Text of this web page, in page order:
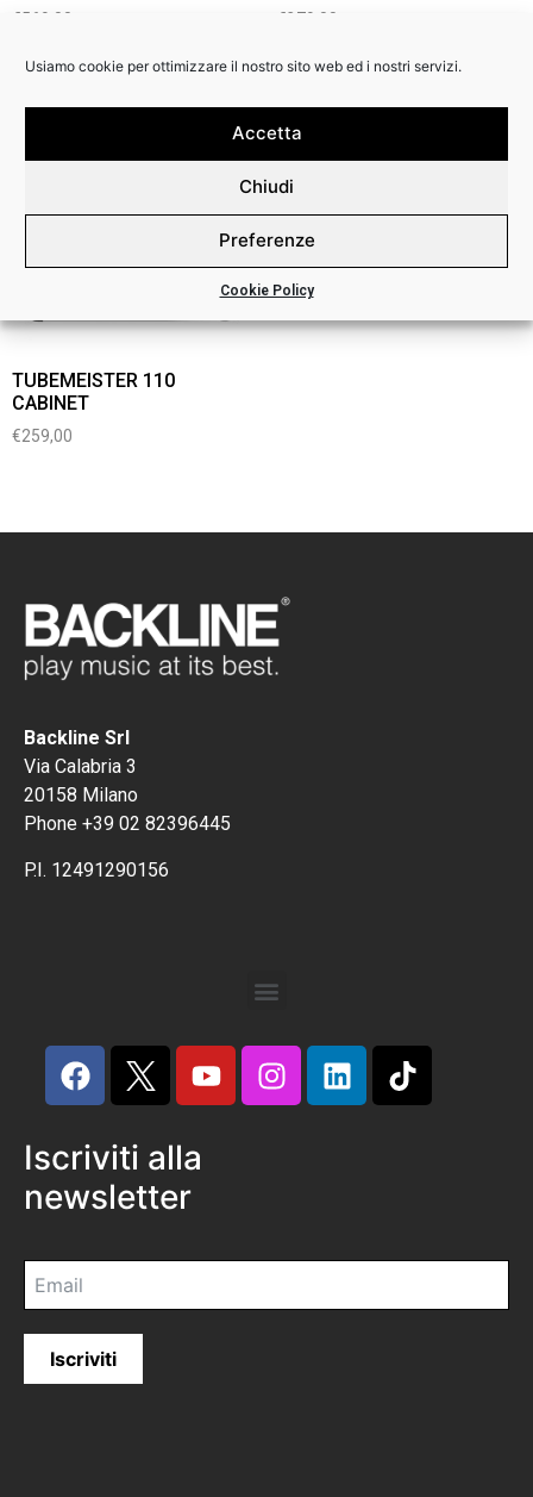
Usiamo cookie per ottimizzare il nostro sito web ed i nostri servizi.
Accetta
Chiudi
Preferenze
Cookie Policy
€569,00 €379,00
TUBEMEISTER 110
CABINET
€259,00
Backline Srl
Via Calabria 3
20158 Milano
Phone +39 02 82396445
P.I. 12491290156
Iscriviti alla
newsletter
Iscriviti